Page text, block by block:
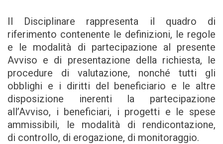
Il Disciplinare rappresenta il quadro di
riferimento contenente le definizioni, le regole
e le modalità di partecipazione al presente
Avviso e di presentazione della richiesta, le
procedure di valutazione, nonché tutti gli
obblighi e i diritti del beneficiario e le altre
disposizione inerenti la partecipazione
all’Avviso, i beneficiari, i progetti e le spese
ammissibili, le modalità di rendicontazione,
di controllo, di erogazione, di monitoraggio.